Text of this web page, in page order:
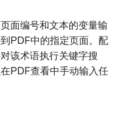
面编号和文本的变量输
PDF中的指定页面。配
该术语执行关键字搜
PDF查看中手动输入任